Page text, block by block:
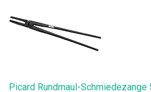
Picard Rundmaul-